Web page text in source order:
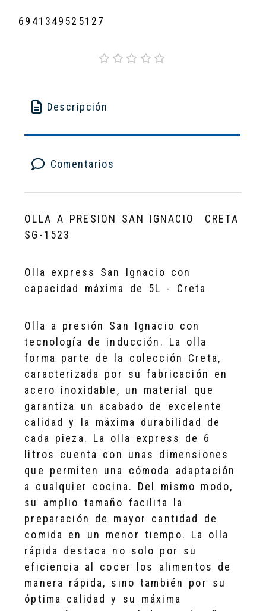
6941349525127
Descripción
Comentarios
OLLA A PRESION SAN IGNACIO CRETA
SG-1523
Olla express San Ignacio con
capacidad máxima de 5L - Creta
Olla a presión San Ignacio con
tecnología de inducción. La olla
forma parte de la colección Creta,
caracterizada por su fabricación en
acero inoxidable, un material que
garantiza un acabado de excelente
calidad y la máxima durabilidad de
cada pieza. La olla express de 6
litros cuenta con unas dimensiones
que permiten una cómoda adaptación
a cualquier cocina. Del mismo modo,
su amplio tamaño facilita la
preparación de mayor cantidad de
comida en un menor tiempo. La olla
rápida destaca no solo por su
eficiencia al cocer los alimentos de
manera rápida, sino también por su
óptima calidad y su máxima